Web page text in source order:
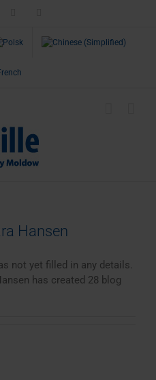
Hansen
not yet filled in any details.
has created 28 blog